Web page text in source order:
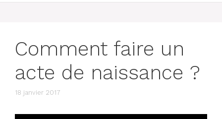
Comment faire un
acte de naissance ?
18 janvier 2017